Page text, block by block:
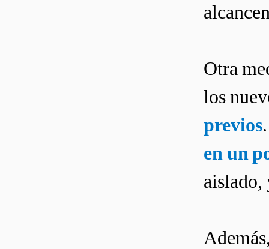
Otra
los
previos
en un
aislado,